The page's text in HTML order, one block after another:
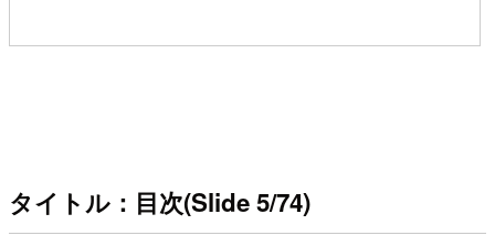
タイトル：目次(Slide 5/74)